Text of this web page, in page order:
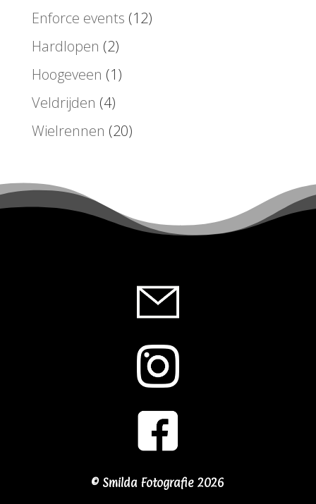
Enforce events (12)
Hardlopen (2)
Hoogeveen (1)
Veldrijden (4)
Wielrennen (20)
© Smilda Fotografie 2026